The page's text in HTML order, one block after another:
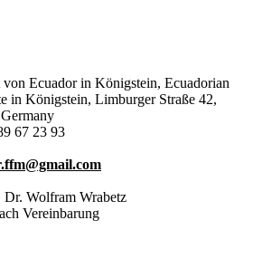
Ecuador in Königstein, Ecuadorian
in Königstein, Limburger Straße 42,
67 23 93
Dr. Wolfram Wrabetz
Vereinbarung